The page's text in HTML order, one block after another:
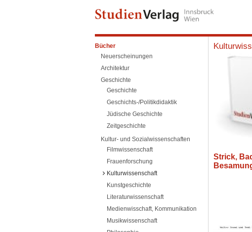
Bücher
Neuerscheinungen
Architektur
Geschichte
Geschichte
Geschichts-/Politikdidaktik
Jüdische Geschichte
Zeitgeschichte
Kultur- und Sozialwissenschaften
Filmwissenschaft
Frauenforschung
Kulturwissenschaft
Kunstgeschichte
Literaturwissenschaft
Medienwisschaft, Kommunikation
Musikwissenschaft
Strick,